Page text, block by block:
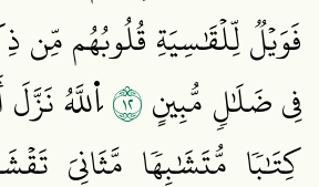
فَوَيۡلٞ لِّلۡقَٰسِيَةِ قُلُوبُهُم مِّن
فِي ضَلَٰلٖ مُّبِينٍ٢١اِ۬للَّهُ
كِتَٰبٗا مُّتَشَٰبِهٗا مَّثَانِيَ